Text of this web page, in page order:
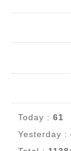
Today : 61
Yesterday :